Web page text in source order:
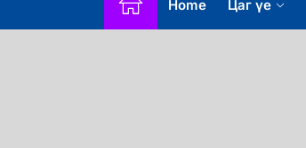
Home Цаг үе